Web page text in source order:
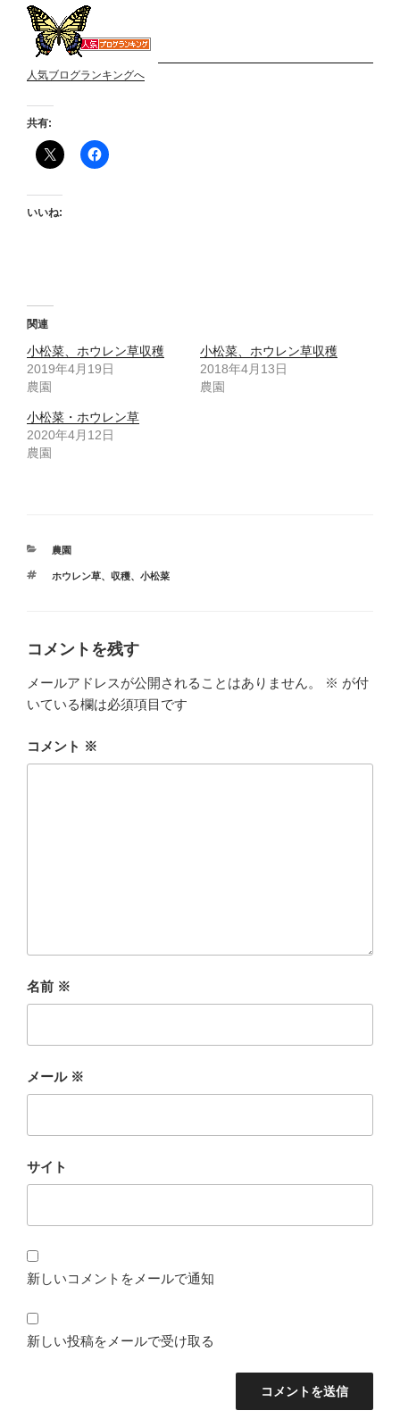
人気ブログランキングへ
共有:
いいね:
関連
小松菜、ホウレン草収穫
2019年4月19日
農園
小松菜、ホウレン草収穫
2018年4月13日
農園
小松菜・ホウレン草
2020年4月12日
農園
カ
ゴ
農園
タ
ホウレン草、 収穫、 小松菜
コメントを残す
メールアドレスが公開されることはありません。 ※ が付
いている欄は必須項目です
コメント ※
名前 ※
メール ※
サイト
新しいコメントをメールで通知
新しい投稿をメールで受け取る